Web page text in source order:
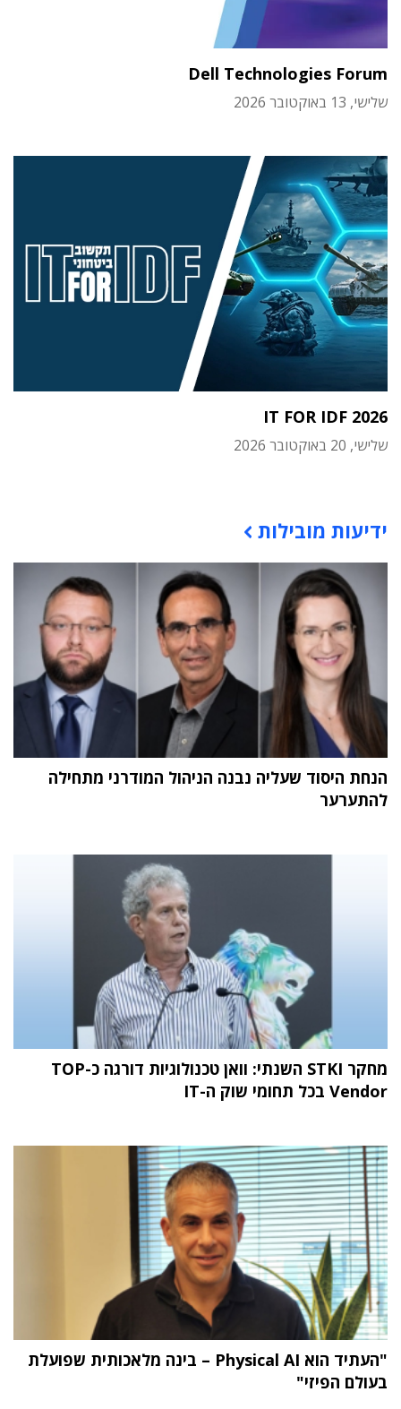
Dell Technologies Forum
שלישי, 13 באוקטובר 2026
IT FOR IDF 2026
שלישי, 20 באוקטובר 2026
ידיעות מובילות
הנחת היסוד שעליה נבנה הניהול המודרני מתחילה
להתערער
מחקר STKI השנתי: וואן טכנולוגיות דורגה כ-TOP
Vendor בכל תחומי שוק ה-IT
"העתיד הוא Physical AI – בינה מלאכותית שפועלת
בעולם הפיזי"